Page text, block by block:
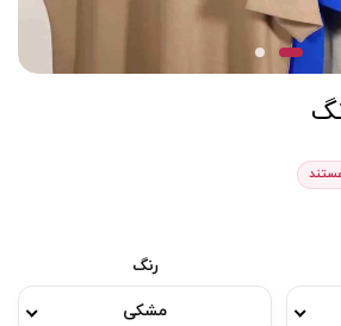
رنگ
مشکی